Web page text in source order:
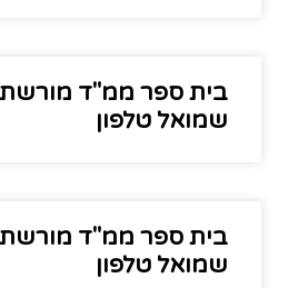
בית ספר ממ"ד מורשת
שמואל טלפון
בית ספר ממ"ד
שמואל טלפון